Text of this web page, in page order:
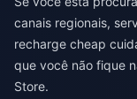
canais regionais,
recharge cheap
que você não fique
Store.